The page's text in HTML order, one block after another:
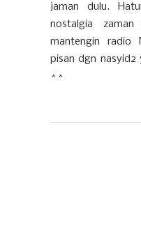
jaman dulu.
nostalgia
mantengin radio
pisan dgn nasyid2
^^